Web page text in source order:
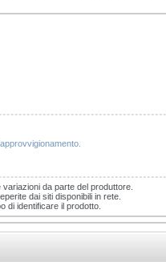
da parte del produttore.
dai siti disponibili in rete.
di identificare il prodotto.